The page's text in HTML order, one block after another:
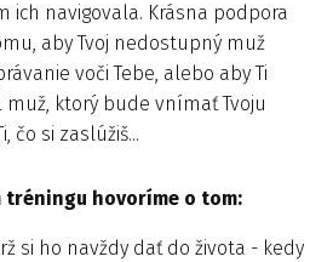
ich navigovala. Krásna podpora
aby Tvoj nedostupný muž
voči Tebe, alebo aby Ti
muž, ktorý bude vnímať Tvoju
čo si zaslúžiš...
tréningu hovoríme o tom:
si ho navždy dať do života - kedy